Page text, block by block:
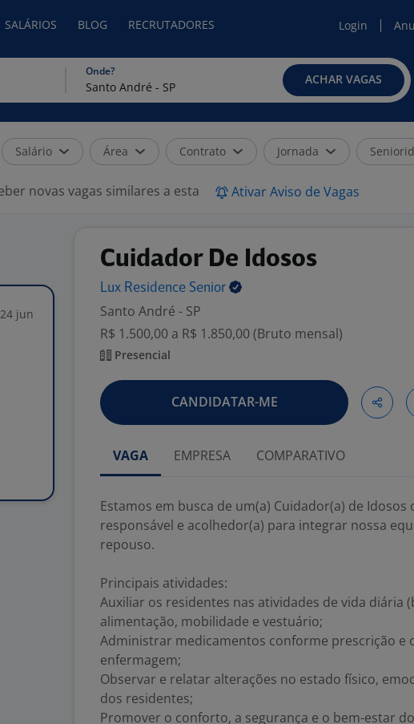
SALÁRIOS BLOG RECRUTADORES Login
Onde?
ACHAR VAGAS
Salário Área Contrato Jornada
novas vagas similares a esta Ativar Aviso de Vagas
24 jun
Cuidador De Idosos
Lux Residence Senior
Santo André - SP
R$ 1.500,00 a R$ 1.850,00 (Bruto mensal)
Presencial
CANDIDATAR-ME
VAGA EMPRESA COMPARATIVO
Estamos em busca de um(a) Cuidador(a) de
responsável e acolhedor(a) para integrar nossa
repouso.
Principais atividades:
Auxiliar os residentes nas atividades de vida diária
alimentação, mobilidade e vestuário;
Administrar medicamentos conforme prescrição e
enfermagem;
Observar e relatar alterações no estado físico,
dos residentes;
Promover o conforto, a segurança e o bem-estar